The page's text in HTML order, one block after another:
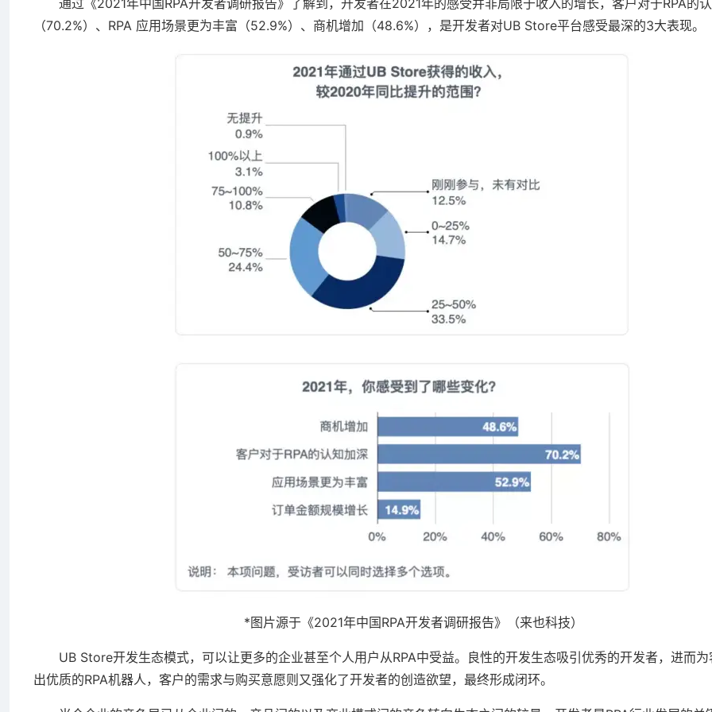
（70.2%）、RPA 应用场景更为丰富（52.9%）、商机增加（48.6%），是开发者对UB Store平台感受最深的3大表现。
*图片源于《2021年中国RPA开发者调研报告》（来也科技）
UB Store开发生态模式，可以让更多的企业甚至个人用户从RPA中受益。良性的开发生态吸引优秀的开发者，进而为
出优质的RPA机器人，客户的需求与购买意愿则又强化了开发者的创造欲望，最终形成闭环。